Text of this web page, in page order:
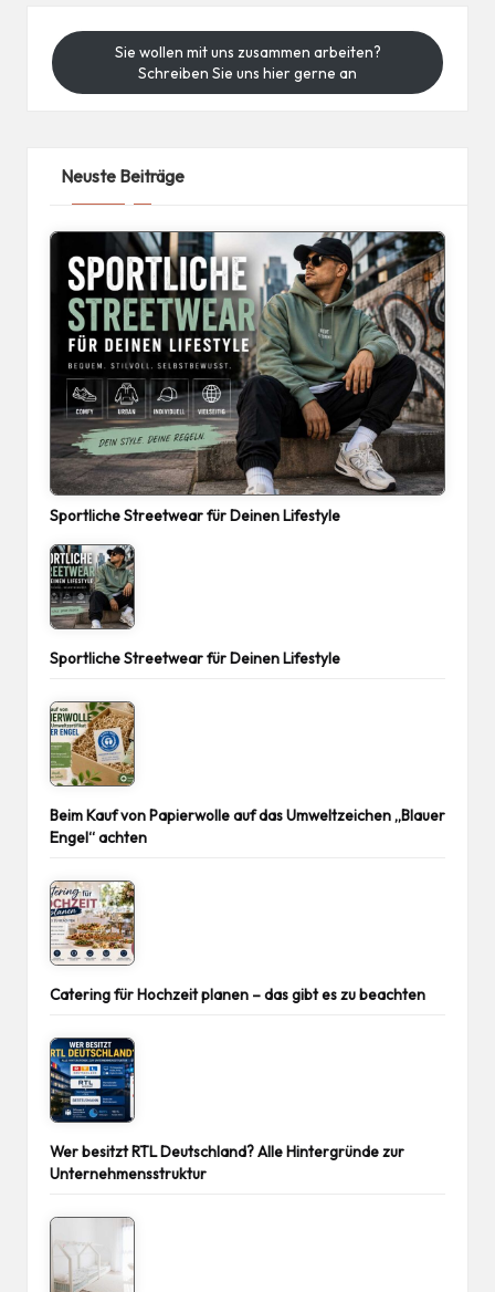
Sie wollen mit uns zusammen arbeiten?
Schreiben Sie uns hier gerne an
Neuste Beiträge
Sportliche Streetwear für Deinen Lifestyle
Sportliche Streetwear für Deinen Lifestyle
Beim Kauf von Papierwolle auf das Umweltzeichen „Blauer
Engel“ achten
Catering für Hochzeit planen – das gibt es zu beachten
Wer besitzt RTL Deutschland? Alle Hintergründe zur
Unternehmensstruktur